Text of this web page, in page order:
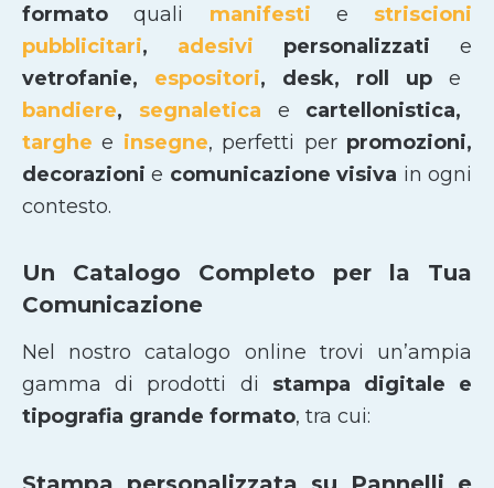
formatoquali manifesti e striscioni
pubblicitari, adesivi personalizzati e
vetrofanie, espositori, desk, roll up e
bandiere, segnaletica e cartellonistica,
targhee insegne, perfetti per promozioni,
decorazionie comunicazione visiva in ogni
contesto.
Un Catalogo Completo per la Tua
Comunicazione
Nel nostro catalogo online trovi un’ampia
gamma di prodotti di stampa digitale e
tipografia grande formato, tra cui: